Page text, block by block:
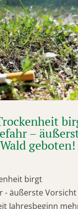
–
geboten!
birgt
- äußerste
Jahresbeginn